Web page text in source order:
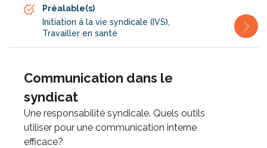
Préalable(s)
Initiation à la vie syndicale (IVS),
Travailler en santé
Communication dans le
syndicat
Une responsabilité syndicale. Quels outils
utiliser pour une communication interne
efficace?